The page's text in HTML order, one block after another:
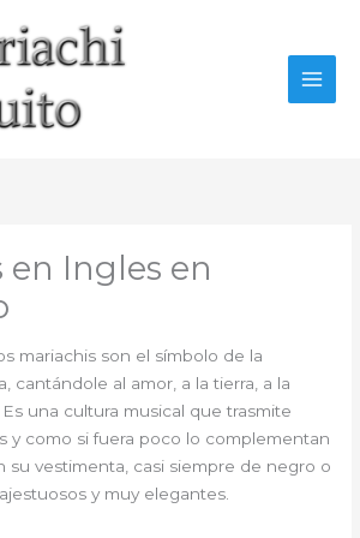
en Ingles en
mariachis son el símbolo de la
cantándole al amor, a la tierra, a la
una cultura musical que trasmite
y como si fuera poco lo complementan
su vestimenta, casi siempre de negro o
y muy elegantes.